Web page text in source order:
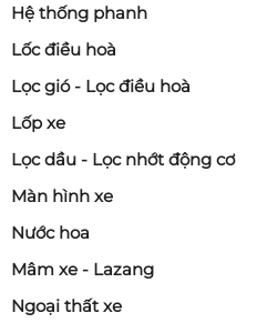
Hệ thống phanh
Lốc điều hoà
Lọc gió - Lọc điều hoà
Lốp xe
Lọc dầu - Lọc nhớt động cơ
Màn hình xe
Nước hoa
Mâm xe - Lazang
Ngoại thất xe